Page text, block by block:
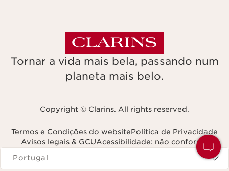
Tornar a vida mais bela, passando num
planeta mais belo.
Copyright © Clarins. All rights reserved.
Termos e Condições do websitePolítica de Privacidade
Avisos legais & GCUAcessibilidade: não conforme
Navega para
Portugal